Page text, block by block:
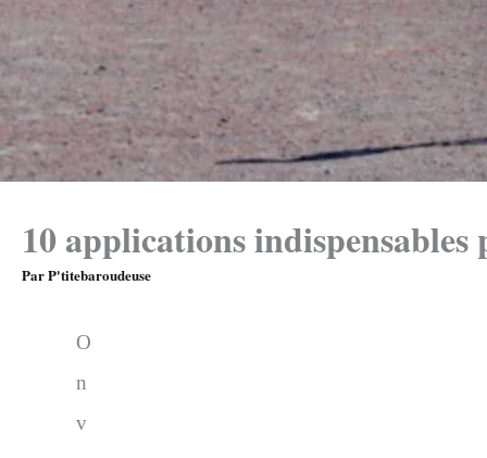
10 applications indispensables
ParP'titebaroudeuse
O
n
v